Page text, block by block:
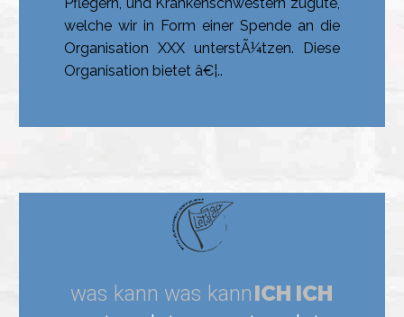
Pflegern, und Krankenschwestern zugute,
welche wir in Form einer Spende an die
Organisation XXX unterstÃ¼tzen. Diese
Organisation bietet â€¦..